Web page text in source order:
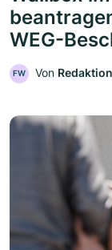
WEG-
FW Von